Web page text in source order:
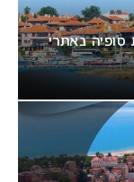
את סופיה באתרי